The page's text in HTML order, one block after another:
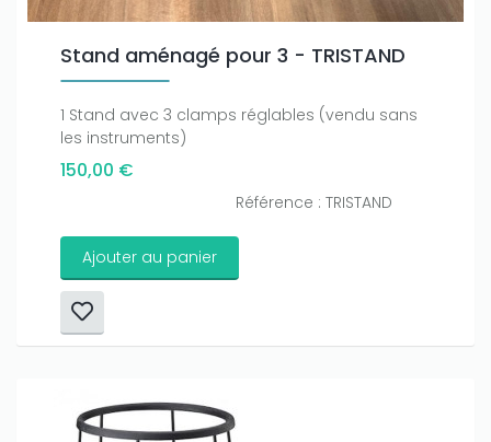
Stand aménagé pour 3 - TRISTAND
1 Stand avec 3 clamps réglables (vendu sans
les instruments)
150,00 €
Référence : TRISTAND
Ajouter au panier